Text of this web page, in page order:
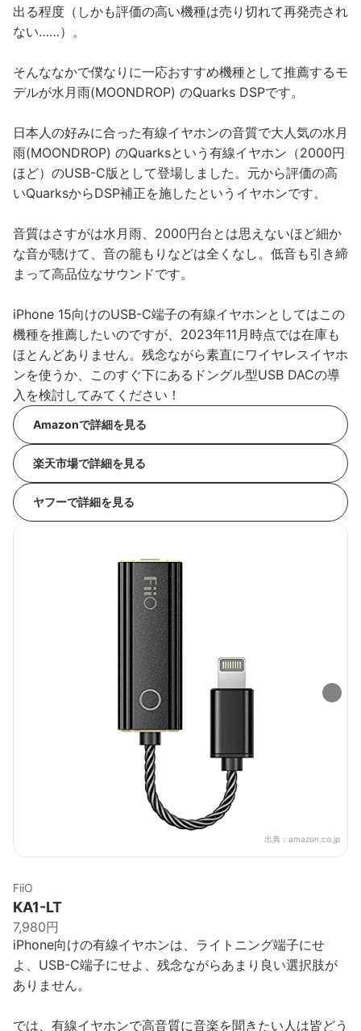
出る程度（しかも評価の高い機種は売り切れて再発売され
ない……）。
そんななかで僕なりに一応おすすめ機種として推薦するモ
デルが水月雨(MOONDROP) のQuarks DSPです。
日本人の好みに合った有線イヤホンの音質で大人気の水月
雨(MOONDROP) のQuarksという有線イヤホン（2000円
ほど）のUSB-C版として登場しました。元から評価の高
いQuarksからDSP補正を施したというイヤホンです。
音質はさすがは水月雨、2000円台とは思えないほど細か
な音が聴けて、音の籠もりなどは全くなし。低音も引き締
まって高品位なサウンドです。
iPhone 15向けのUSB-C端子の有線イヤホンとしてはこの
機種を推薦したいのですが、2023年11月時点では在庫も
ほとんどありません。残念ながら素直にワイヤレスイヤホ
ンを使うか、このすぐ下にあるドングル型USB DACの導
入を検討してみてください！
Amazonで詳細を見る
楽天市場で詳細を見る
ヤフーで詳細を見る
出典： amazon.co.jp
FiiO
KA1-LT
7,980円
iPhone向けの有線イヤホンは、ライトニング端子にせ
よ、USB-C端子にせよ、残念ながらあまり良い選択肢が
ありません。
では、有線イヤホンで高音質に音楽を聞きたい人は皆どう